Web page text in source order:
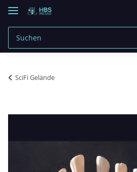
SciFi Gelände